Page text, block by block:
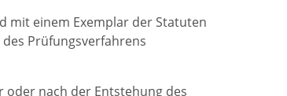
mit einem Exemplar der Statuten
Prüfungsverfahrens
nach der Entstehung des